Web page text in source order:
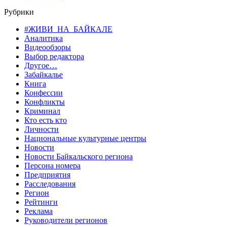
Рубрики
#ЖИВИ_НА_БАЙКАЛЕ
Аналитика
Видеообзоры
Выбор редактора
Другое…
Забайкалье
Книга
Конфессии
Конфликты
Криминал
Кто есть кто
Личности
Национальные культурные центры
Новости
Новости Байкальского региона
Персона номера
Предприятия
Расследования
Регион
Рейтинги
Реклама
Руководители регионов